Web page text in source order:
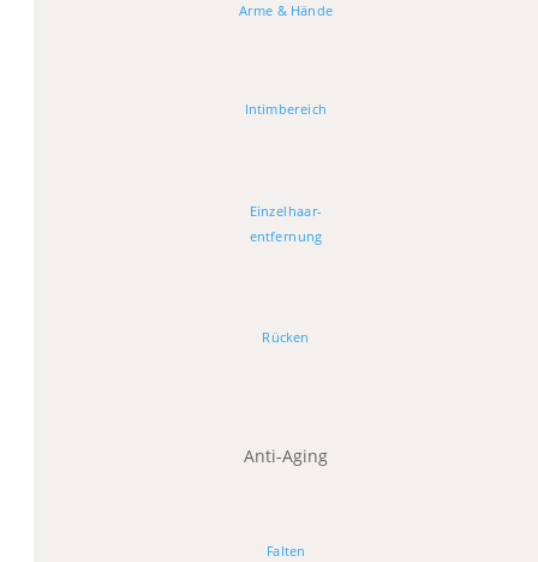
Arme & Hände
Intimbereich
Einzelhaar-
entfernung
Rücken
Anti-Aging
Falten